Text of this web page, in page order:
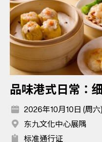
品味港式日常：
2026年10月10日 (周六
东九文化中心展隅
标准通行证